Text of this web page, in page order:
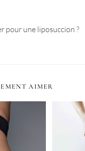
pour une liposuccion ?
AIMER